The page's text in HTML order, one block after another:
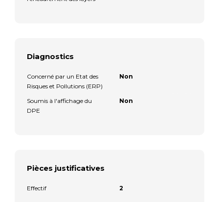
Diagnostics
Concerné par un Etat des
Risques et Pollutions (ERP)
Non
Soumis à l'affichage du
DPE
Non
Pièces justificatives
Effectif 2